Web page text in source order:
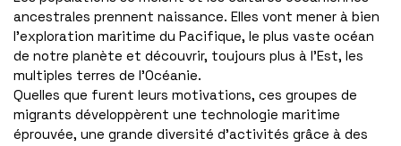
ancestrales prennent naissance. Elles vont mener à bien
l’exploration maritime du Pacifique, le plus vaste océan
de notre planète et découvrir, toujours plus à l’Est, les
multiples terres de l’Océanie.
Quelles que furent leurs motivations, ces groupes de
migrants développèrent une technologie maritime
éprouvée, une grande diversité d’activités grâce à des